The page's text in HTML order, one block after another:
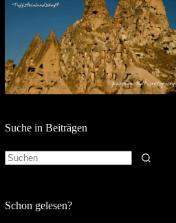
Suche in Beiträgen
Schon gelesen?